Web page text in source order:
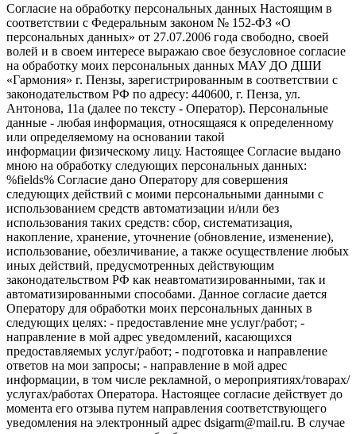
Согласие на обработку персональных данных Настоящим в
соответствии с Федеральным законом № 152-ФЗ «О
персональных данных» от 27.07.2006 года свободно, своей
волей и в своем интересе выражаю свое безусловное согласие
на обработку моих персональных данных МАУ ДО ДШИ
«Гармония» г. Пензы, зарегистрированным в соответствии с
законодательством РФ по адресу: 440600, г. Пенза, ул.
Антонова, 11а (далее по тексту - Оператор). Персональные
данные - любая информация, относящаяся к определенному
или определяемому на основании такой
информации физическому лицу. Настоящее Согласие выдано
мною на обработку следующих персональных данных:
%fields% Согласие дано Оператору для совершения
следующих действий с моими персональными данными с
использованием средств автоматизации и/или без
использования таких средств: сбор, систематизация,
накопление, хранение, уточнение (обновление, изменение),
использование, обезличивание, а также осуществление любых
иных действий, предусмотренных действующим
законодательством РФ как неавтоматизированными, так и
автоматизированными способами. Данное согласие дается
Оператору для обработки моих персональных данных в
следующих целях: - предоставление мне услуг/работ; -
направление в мой адрес уведомлений, касающихся
предоставляемых услуг/работ; - подготовка и направление
ответов на мои запросы; - направление в мой адрес
информации, в том числе рекламной, о мероприятиях/товарах/
услугах/работах Оператора. Настоящее согласие действует до
момента его отзыва путем направления соответствующего
уведомления на электронный адрес dsigarm@mail.ru. В случае